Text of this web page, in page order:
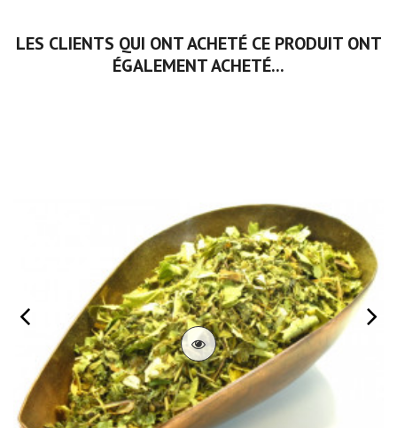
LES CLIENTS QUI ONT ACHETÉ CE PRODUIT ONT
ÉGALEMENT ACHETÉ...